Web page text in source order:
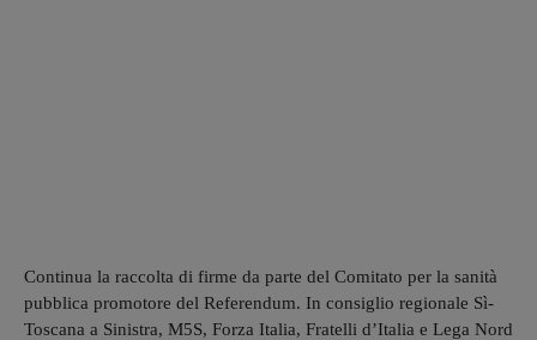
Continua la raccolta di firme da parte del Comitato per la sanità
pubblica promotore del Referendum. In consiglio regionale Sì-
Toscana a Sinistra, M5S, Forza Italia, Fratelli d’Italia e Lega Nord